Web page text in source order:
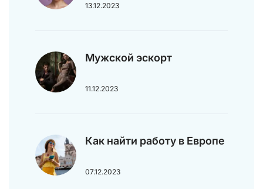
13.12.2023
Мужской эскорт
11.12.2023
Как найти работу в Европе
07.12.2023